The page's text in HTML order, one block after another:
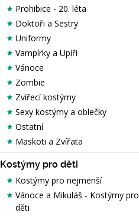
Prohibice - 20. léta
Doktoři a Sestry
Uniformy
Vampírky a Upíři
Vánoce
Zombie
Zvířecí kostýmy
Sexy kostýmy a oblečky
Ostatní
Maskoti a Zvířata
Kostýmy pro děti
Kostýmy pro nejmenší
Vánoce a Mikuláš - Kostýmy pro
děti